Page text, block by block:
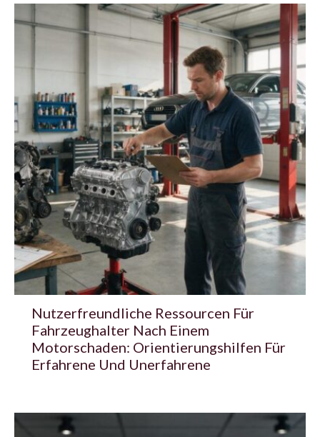
Nutzerfreundliche Ressourcen Für
Fahrzeughalter Nach Einem
Motorschaden: Orientierungshilfen Für
Erfahrene Und Unerfahrene